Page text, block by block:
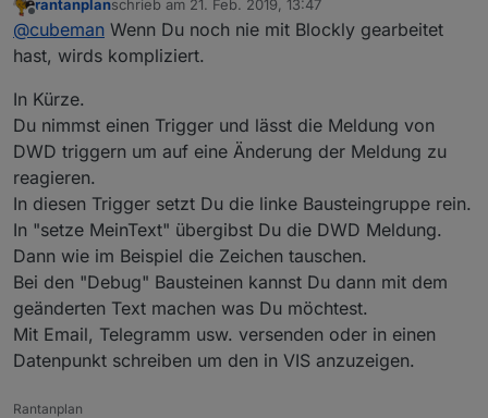
Offline
rantanplanschrieb am 21. Feb. 2019, 13:47
zuletzt editiert von
@cubeman Wenn Du noch nie mit Blockly gearbeitet
hast, wirds kompliziert.
In Kürze.
Du nimmst einen Trigger und lässt die Meldung von
DWD triggern um auf eine Änderung der Meldung zu
reagieren.
In diesen Trigger setzt Du die linke Bausteingruppe rein.
In "setze MeinText" übergibst Du die DWD Meldung.
Dann wie im Beispiel die Zeichen tauschen.
Bei den "Debug" Bausteinen kannst Du dann mit dem
geänderten Text machen was Du möchtest.
Mit Email, Telegramm usw. versenden oder in einen
Datenpunkt schreiben um den in VIS anzuzeigen.
Rantanplan